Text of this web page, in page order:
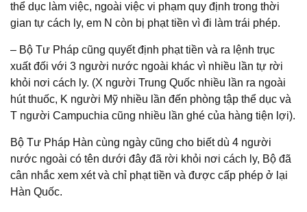
thể dục làm việc, ngoài việc vi phạm quy định trong thời
gian tự cách ly, em N còn bị phạt tiền vì đi làm trái phép.
– Bộ Tư Pháp cũng quyết định phạt tiền và ra lệnh trục
xuất đối với 3 người nước ngoài khác vì nhiều lần tự rời
khỏi nơi cách ly. (X người Trung Quốc nhiều lần ra ngoài
hút thuốc, K người Mỹ nhiều lần đến phòng tập thể dục và
T người Campuchia cũng nhiều lần ghé của hàng tiện lợi).
Bộ Tư Pháp Hàn cùng ngày cũng cho biết dù 4 người
nước ngoài có tên dưới đây đã rời khỏi nơi cách ly, Bộ đã
cân nhắc xem xét và chỉ phạt tiền và được cấp phép ở lại
Hàn Quốc.